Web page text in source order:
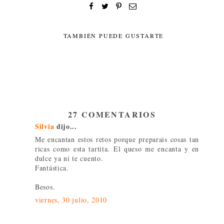
TAMBIÉN PUEDE GUSTARTE
27 COMENTARIOS
Silvia dijo...
Me encantan estos retos porque preparais cosas tan
ricas como esta tartita. El queso me encanta y en
dulce ya ni te cuento.
Fantástica.
Besos.
viernes, 30 julio, 2010